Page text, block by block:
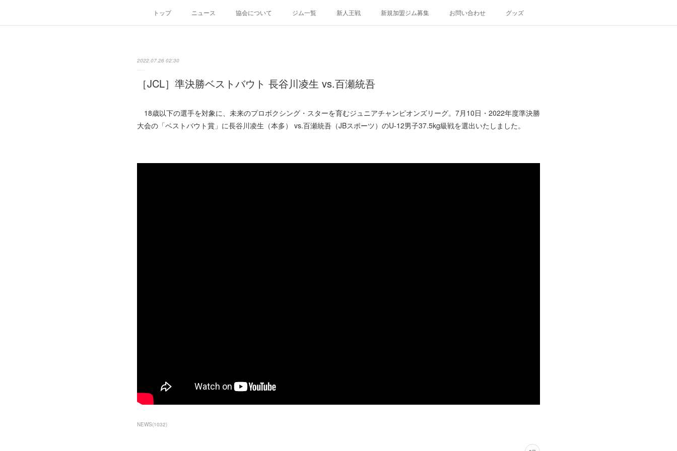
トップ ニュース 協会について ジム一覧 新人王戦 新規加盟ジム募集 お問い合わせ グッズ
2022.07.26 02:30
［JCL］準決勝ベストバウト 長谷川凌生 vs.百瀬統吾
18歳以下の選手を対象に、未来のプロボクシング・スターを育むジュニアチャンピオンズリーグ。7月10日・2022年度準決勝
大会の「ベストバウト賞」に長谷川凌生（本多） vs.百瀬統吾（JBスポーツ）のU-12男子37.5kg級戦を選出いたしました。
NEWS(1032)